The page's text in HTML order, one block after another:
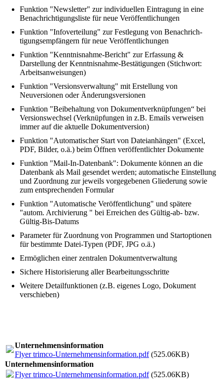
Funktion "Newsletter" zur individuellen Eintragung in eine
Be­nach­rich­tigungsliste für neue Veröffentlichungen
Funktion "Infoverteilung" zur Festlegung von Be­nach­rich­
tigungsem­pfän­gern für neue Veröffentlichungen
Funktion "Kenntnisnahme-Bericht" zur Erfassung &
Darstellung der Kenntnisnahme-Bestätigungen (Stichwort:
Arbeitsanweisungen)
Funktion "Versionsverwaltung" mit Erstellung von
Neuversionen oder Änderungsversionen
Funktion "Beibehaltung von Dokumentverknüpfungen“ bei
Versions­wechsel (Verknüpfungen in z.B. Emails verweisen
immer auf die aktuelle Dokumentversion)
Funktion "Automatischer Start von Dateianhängen" (Excel,
PDF, Bilder, o.ä.) beim Öffnen veröffentlichter Dokumente
Funktion "Mail-In-Datenbank": Dokumente können an die
Datenbank als Mail gesendet werden; automatische Einstellung
und Zuordnung zur jeweils vorgegebenen Gliederung sowie
zum entsprechenden Formular
Funktion "Automatische Veröffentlichung" und spätere
"autom. Archivierung " bei Erreichen des Gültig-ab- bzw.
Gültig-Bis-Datums
Parameter für Zuordnung von Programmen und Startoptionen
für bestimmte Datei-Typen (PDF, JPG o.ä.)
Ermöglichen einer zentralen Dokumentverwaltung
Sichere Historisierung aller Bearbeitungsschritte
Weitere Detailfunktionen (z.B. eigenes Logo, Dokument
verschieben)
Unternehmensin­fo­rmation
Flyer trimco-Unternehmensinformation.pdf(525.06KB)
Unternehmensin­fo­rmation
Flyer trimco-Unternehmensinformation.pdf(525.06KB)